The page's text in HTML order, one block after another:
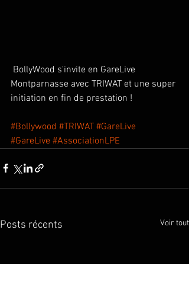
Montparnasse avec TRIWAT et une super
initiation en fin de prestation !
#Bollywood #TRIWAT #GareLive
#GareLive #AssociationLPE
Posts récents Voir tout